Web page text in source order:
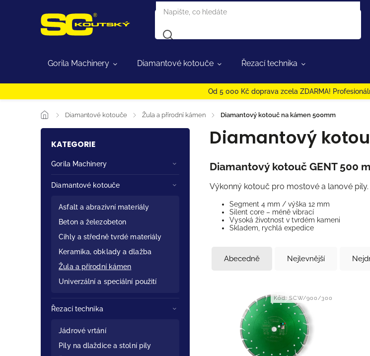
Gorila Machinery Diamantové kotouče Řezací technika
Od 5 000 Kč doprava zcela ZDARMA!
/ Diamantové kotouče / Žula a přírodní kámen / Diamantový kotouč na kámen 500mm
KATEGORIE
Gorila Machinery
Diamantové kotouče
Asfalt a abrazivní materiály
Beton a železobeton
Cihly a středně tvrdé materiály
Keramika, obklady a dlažba
Žula a přírodní kámen
Univerzální a speciální použití
Řezací technika
Jádrové vrtání
Pily na dlaždice a stolní pily
Diamantový
Diamantový kotouč GENT 500
Výkonný kotouč pro mostové a lanové pily.
Segment 4 mm / výška 12 mm
Silent core – méně vibrací
Vysoká životnost v tvrdém kameni
Skladem, rychlá expedice
Abecedně Nejlevnější
Kód:SCW/900/300